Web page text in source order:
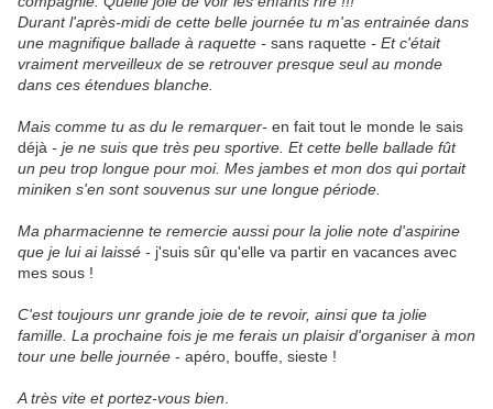
Durant l'après-midi de cette belle journée tu m'as entrainée dans
une magnifique ballade à raquette - sans raquette - Et c'était
vraiment merveilleux de se retrouver presque seul au monde
dans ces étendues blanche.
Mais comme tu as du le remarquer- en fait tout le monde le sais
déjà - je ne suis que très peu sportive. Et cette belle ballade fût
un peu trop longue pour moi. Mes jambes et mon dos qui portait
miniken s'en sont souvenus sur une longue période.
Ma pharmacienne te remercie aussi pour la jolie note d'aspirine
que je lui ai laissé - j'suis sûr qu'elle va partir en vacances avec
mes sous !
C'est toujours unr grande joie de te revoir, ainsi que ta jolie
famille. La prochaine fois je me ferais un plaisir d'organiser à mon
tour une belle journée - apéro, bouffe, sieste !
A très vite et portez-vous bien